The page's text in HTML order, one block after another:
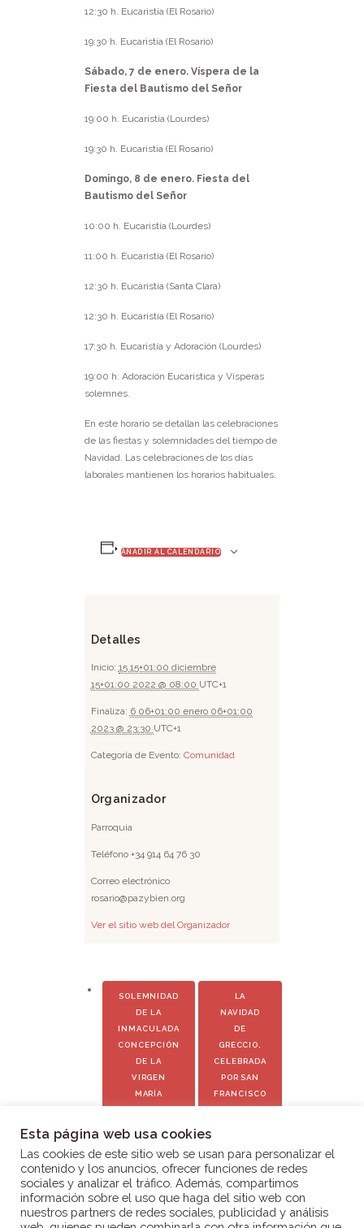
12:30 h. Eucaristía (El Rosario)
19:30 h. Eucaristía (El Rosario)
Sábado, 7 de enero. Víspera de la
Fiesta del Bautismo del Señor
19:00 h. Eucaristía (Lourdes)
19:30 h. Eucaristía (El Rosario)
Domingo, 8 de enero. Fiesta del
Bautismo del Señor
10:00 h. Eucaristía (Lourdes)
11:00 h. Eucaristía (El Rosario)
12:30 h. Eucaristía (Santa Clara)
12:30 h. Eucaristía (El Rosario)
17:30 h. Eucaristía y Adoración (Lourdes)
19:00 h: Adoración Eucarística y Vísperas
solemnes.
En este horario se detallan las celebraciones
de las fiestas y solemnidades del tiempo de
Navidad. Las celebraciones de los días
laborales mantienen los horarios habituales.
AÑADIR AL CALENDARIO
Detalles
Inicio: 15 15+01:00 diciembre
15+01:00 2022 @ 08:00 UTC+1
Finaliza: 6 06+01:00 enero 06+01:00
2023 @ 23:30 UTC+1
Categoría de Evento: Comunidad
Organizador
Parroquia
Teléfono +34 914 64 76 30
Correo electrónico
rosario@pazybien.org
Ver el sitio web del Organizador
SOLEMNIDAD
DE LA
INMACULADA
CONCEPCIÓN
DE LA
VIRGEN
MARÍA
LA
NAVIDAD
DE
GRECCIO,
CELEBRADA
POR SAN
FRANCISCO
Esta página web usa cookies
Las cookies de este sitio web se usan para personalizar el
contenido y los anuncios, ofrecer funciones de redes
sociales y analizar el tráfico. Además, compartimos
información sobre el uso que haga del sitio web con
nuestros partners de redes sociales, publicidad y análisis